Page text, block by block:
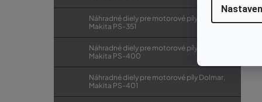
Náhradné diely pre motorové píly Dolmar,
Makita PS-351
Náhradné diely pre motorové píly Dolmar,
Makita PS-400
Náhradné diely pre motorové píly Dolmar,
Makita PS-401